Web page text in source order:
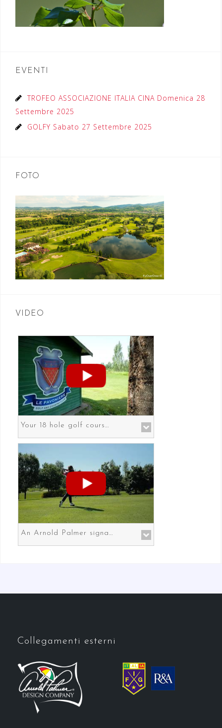
EVENTI
TROFEO ASSOCIAZIONE ITALIA CINA Domenica 28
Settembre 2025
GOLFY Sabato 27 Settembre 2025
FOTO
VIDEO
Your 18 hole golf course in Prato the gateway to Florence
An Arnold Palmer signature course in Prato the gateway to Florence
Collegamenti esterni